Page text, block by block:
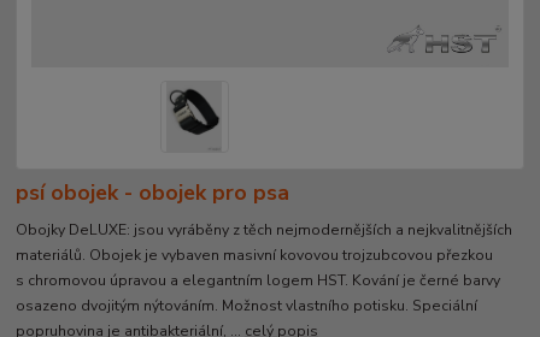
psí obojek - obojek pro psa
Obojky DeLUXE: jsou vyráběny z těch nejmodernějších a nejkvalitnějších
materiálů. Obojek je vybaven masivní kovovou trojzubcovou přezkou
s chromovou úpravou a elegantním logem HST. Kování je černé barvy
osazeno dvojitým nýtováním. Možnost vlastního potisku. Speciální
popruhovina je antibakteriální, ... celý popis